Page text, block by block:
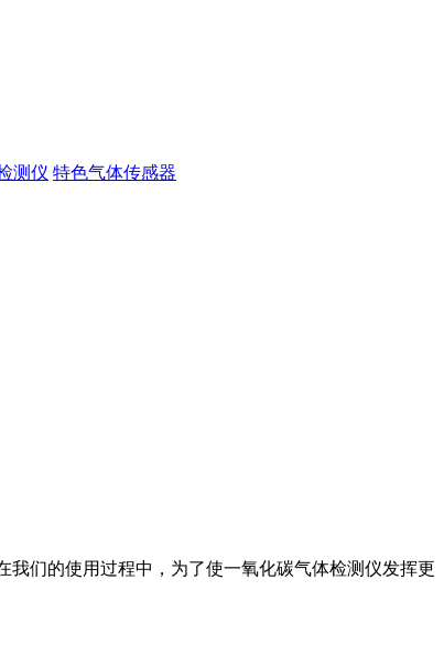
测仪 特色气体传感器
我们的使用过程中，为了使一氧化碳气体检测仪发挥更